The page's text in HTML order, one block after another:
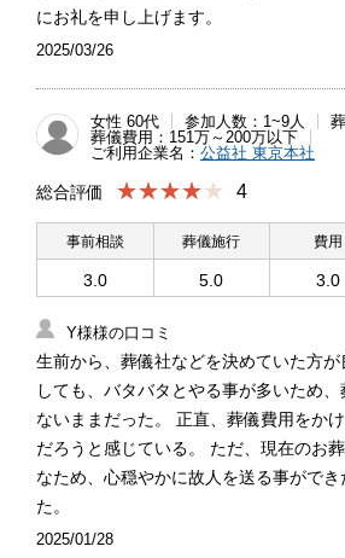
にお礼を申し上げます。
2025/03/26
女性 60代 参加人数：1~9人
葬儀費用：151万～200万以下
ご利用企業名： 公益社 東京本社
総合評価 ★★★★ 4
事前相談
3.0
葬儀施行
5.0
費用
3.0
Y様様の口コミ
生前から、葬儀社などを決めていた方が
しても、バタバタとやる事が多いため
ないままだった。 正直、葬儀費用をか
だろうと感じている。 ただ、現在のお
なため、心穏やかに故人を送る事がで
た。
2025/01/28